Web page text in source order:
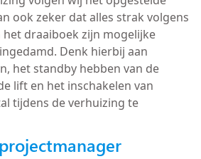
ook zeker dat alles strak volgens
draaiboek zijn mogelijke
Denk hierbij aan
het standby hebben van de
lift en het inschakelen van
tijdens de verhuizing te